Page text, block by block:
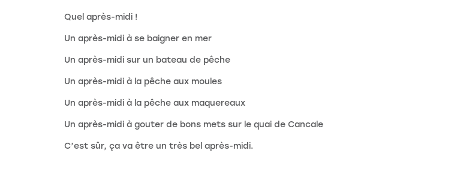
Quel après-midi !
Un après-midi à se baigner en mer
Un après-midi sur un bateau de pêche
Un après-midi à la pêche aux moules
Un après-midi à la pêche aux maquereaux
Un après-midi à gouter de bons mets sur le quai de Cancale
C’est sûr, ça va être un très bel après-midi.